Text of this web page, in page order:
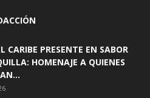
CARIBE PRESENTE EN SABOR
HOMENAJE A QUIENES